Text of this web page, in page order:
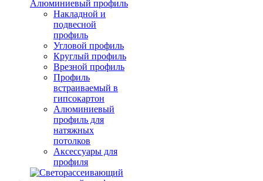
Алюминиевый профиль
Накладной и
подвесной
профиль
Угловой профиль
Круглый профиль
Врезной профиль
Профиль
встраиваемый в
гипсокартон
Алюминиевый
профиль для
натяжных
потолков
Аксессуары для
профиля